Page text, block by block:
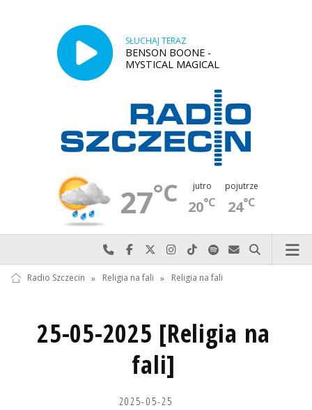
SŁUCHAJ TERAZ
BENSON BOONE -
MYSTICAL MAGICAL
27°C jutro
20°C
pojutrze
24°C
Najlepiej po prostu do nas zadzwoń
Odwiedź nas na Facebook-u
Odwiedź nas na X
Odwiedź nas na Instagram-ie
Odwiedź nas na TikTok-u
Szukaj nas na Spotify
Wyślij do nas
Szukaj
Radio Szczecin » Religia na fali » Religia na fali
25-05-2025 [Religia na
fali]
2025-05-25